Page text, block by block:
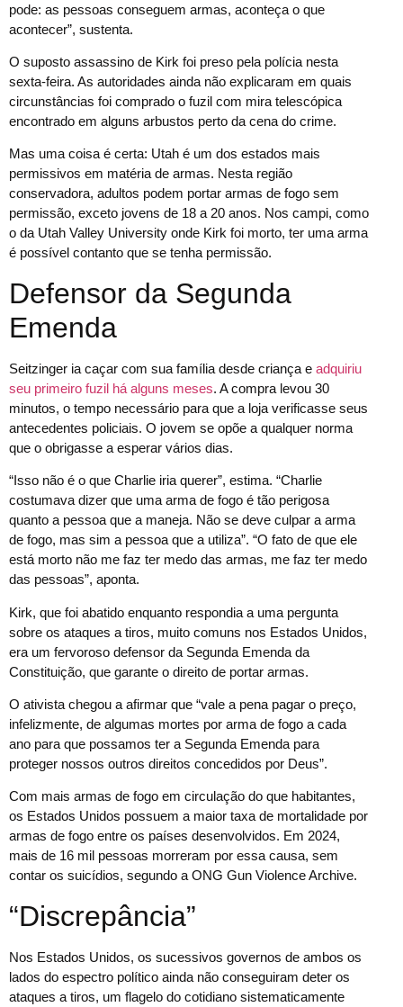
pode: as pessoas conseguem armas, aconteça o que
acontecer”, sustenta.
O suposto assassino de Kirk foi preso pela polícia nesta
sexta-feira. As autoridades ainda não explicaram em quais
circunstâncias foi comprado o fuzil com mira telescópica
encontrado em alguns arbustos perto da cena do crime.
Mas uma coisa é certa: Utah é um dos estados mais
permissivos em matéria de armas. Nesta região
conservadora, adultos podem portar armas de fogo sem
permissão, exceto jovens de 18 a 20 anos. Nos campi, como
o da Utah Valley University onde Kirk foi morto, ter uma arma
é possível contanto que se tenha permissão.
Defensor da Segunda
Emenda
Seitzinger ia caçar com sua família desde criança e adquiriu
seu primeiro fuzil há alguns meses. A compra levou 30
minutos, o tempo necessário para que a loja verificasse seus
antecedentes policiais. O jovem se opõe a qualquer norma
que o obrigasse a esperar vários dias.
“Isso não é o que Charlie iria querer”, estima. “Charlie
costumava dizer que uma arma de fogo é tão perigosa
quanto a pessoa que a maneja. Não se deve culpar a arma
de fogo, mas sim a pessoa que a utiliza”. “O fato de que ele
está morto não me faz ter medo das armas, me faz ter medo
das pessoas”, aponta.
Kirk, que foi abatido enquanto respondia a uma pergunta
sobre os ataques a tiros, muito comuns nos Estados Unidos,
era um fervoroso defensor da Segunda Emenda da
Constituição, que garante o direito de portar armas.
O ativista chegou a afirmar que “vale a pena pagar o preço,
infelizmente, de algumas mortes por arma de fogo a cada
ano para que possamos ter a Segunda Emenda para
proteger nossos outros direitos concedidos por Deus”.
Com mais armas de fogo em circulação do que habitantes,
os Estados Unidos possuem a maior taxa de mortalidade por
armas de fogo entre os países desenvolvidos. Em 2024,
mais de 16 mil pessoas morreram por essa causa, sem
contar os suicídios, segundo a ONG Gun Violence Archive.
“Discrepância”
Nos Estados Unidos, os sucessivos governos de ambos os
lados do espectro político ainda não conseguiram deter os
ataques a tiros, um flagelo do cotidiano sistematicamente